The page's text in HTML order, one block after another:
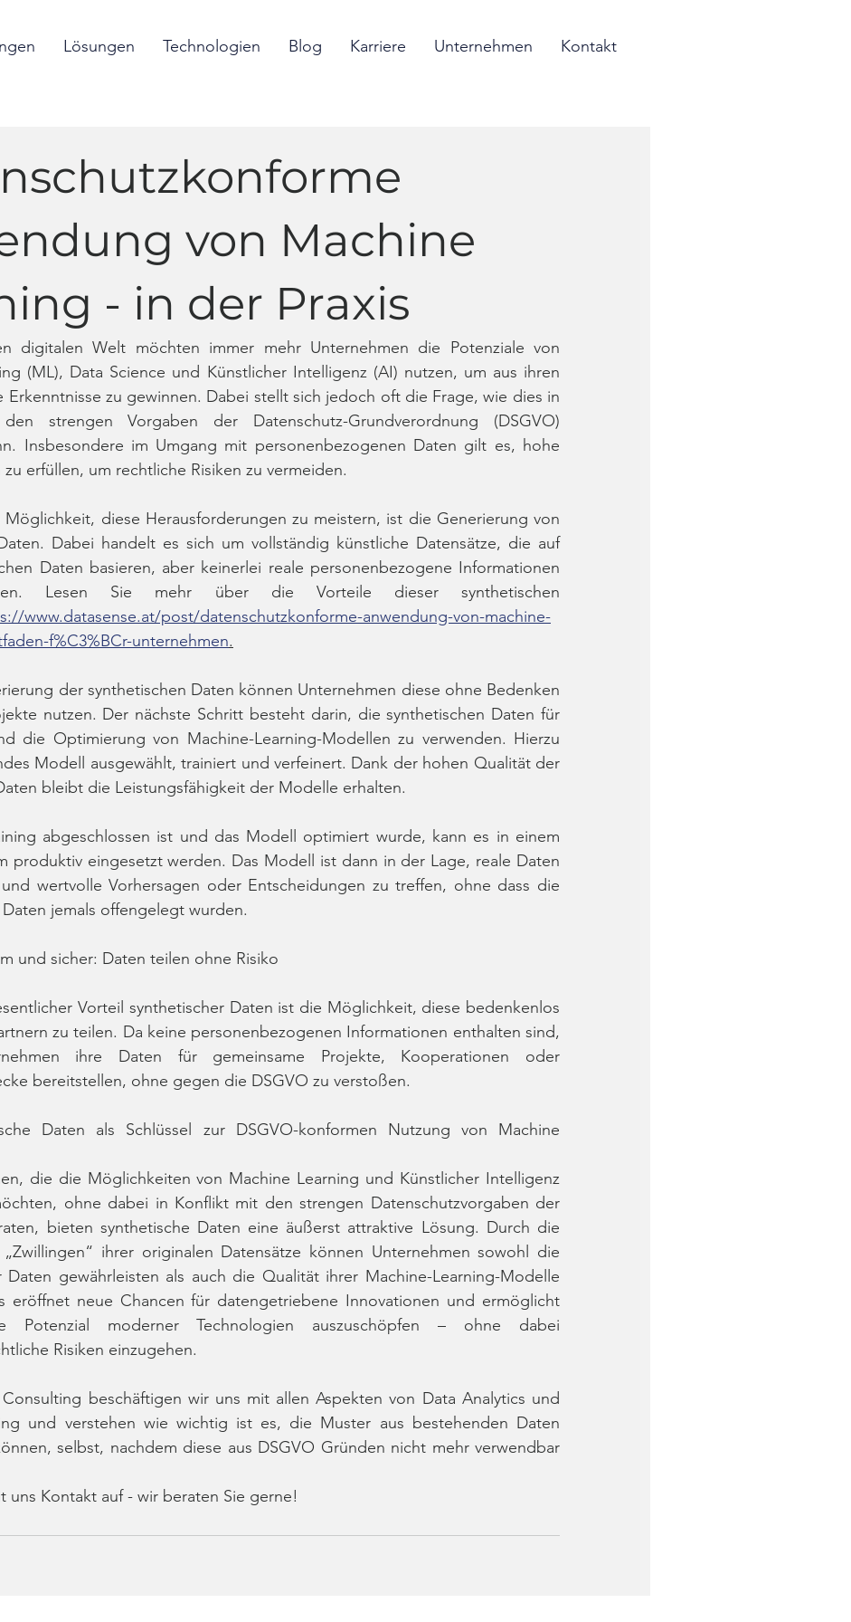
Lösungen Technologien Blog Karriere Unternehmen Kontakt
von Machine
- in der Praxis
digitalen Welt möchten immer mehr Unternehmen die Potenziale von
(ML), Data Science und Künstlicher Intelligenz (AI) nutzen, um aus ihren
Erkenntnisse zu gewinnen. Dabei stellt sich jedoch oft die Frage, wie dies in
strengen Vorgaben der Datenschutz-Grundverordnung (DSGVO)
Insbesondere im Umgang mit personenbezogenen Daten gilt es, hohe
erfüllen, um rechtliche Risiken zu vermeiden.
Möglichkeit, diese Herausforderungen zu meistern, ist die Generierung von
Dabei handelt es sich um vollständig künstliche Datensätze, die auf
Daten basieren, aber keinerlei reale personenbezogene Informationen
Lesen Sie mehr über die Vorteile dieser synthetischen
www.datasense.at/post/datenschutzkonforme-anwendung-von-machine-
f%C3%BCr-unternehmen.
der synthetischen Daten können Unternehmen diese ohne Bedenken
nutzen. Der nächste Schritt besteht darin, die synthetischen Daten für
die Optimierung von Machine-Learning-Modellen zu verwenden. Hierzu
Modell ausgewählt, trainiert und verfeinert. Dank der hohen Qualität der
bleibt die Leistungsfähigkeit der Modelle erhalten.
abgeschlossen ist und das Modell optimiert wurde, kann es in einem
produktiv eingesetzt werden. Das Modell ist dann in der Lage, reale Daten
wertvolle Vorhersagen oder Entscheidungen zu treffen, ohne dass die
jemals offengelegt wurden.
und sicher: Daten teilen ohne Risiko
Vorteil synthetischer Daten ist die Möglichkeit, diese bedenkenlos
zu teilen. Da keine personenbezogenen Informationen enthalten sind,
ihre Daten für gemeinsame Projekte, Kooperationen oder
bereitstellen, ohne gegen die DSGVO zu verstoßen.
Daten als Schlüssel zur DSGVO-konformen Nutzung von Machine
die die Möglichkeiten von Machine Learning und Künstlicher Intelligenz
ohne dabei in Konflikt mit den strengen Datenschutzvorgaben der
bieten synthetische Daten eine äußerst attraktive Lösung. Durch die
ihrer originalen Datensätze können Unternehmen sowohl die
Daten gewährleisten als auch die Qualität ihrer Machine-Learning-Modelle
eröffnet neue Chancen für datengetriebene Innovationen und ermöglicht
Potenzial moderner Technologien auszuschöpfen – ohne dabei
Risiken einzugehen.
Consulting beschäftigen wir uns mit allen Aspekten von Data Analytics und
und verstehen wie wichtig ist es, die Muster aus bestehenden Daten
selbst, nachdem diese aus DSGVO Gründen nicht mehr verwendbar
uns Kontakt auf - wir beraten Sie gerne!